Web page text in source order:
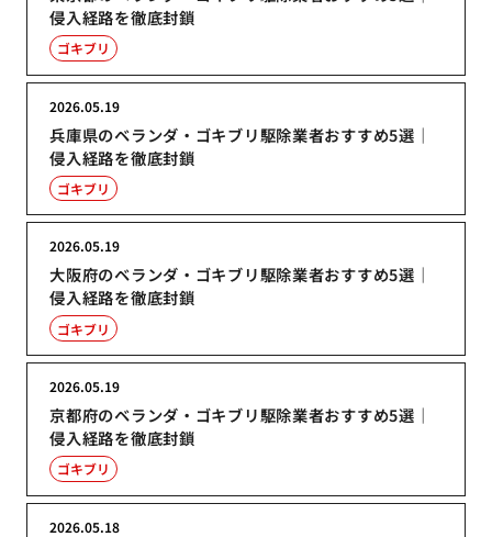
侵入経路を徹底封鎖
ゴキブリ
兵庫県のベランダ・ゴキブリ駆除業者おすすめ5選｜
侵入経路を徹底封鎖
2026.05.19
ゴキブリ
大阪府のベランダ・ゴキブリ駆除業者おすすめ5選｜
侵入経路を徹底封鎖
2026.05.19
ゴキブリ
京都府のベランダ・ゴキブリ駆除業者おすすめ5選｜
侵入経路を徹底封鎖
2026.05.19
ゴキブリ
2026.05.18